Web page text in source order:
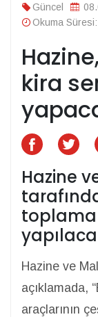
Güncel
Okuma
kira
Hazine
toplama
Hazine ve
açıklamada,
araçlarının